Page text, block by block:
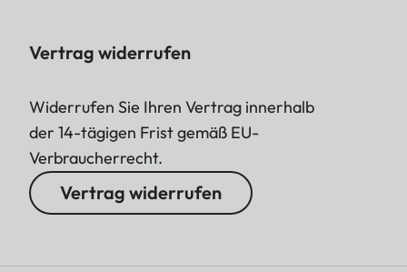
Vertrag widerrufen
Widerrufen Sie Ihren Vertrag innerhalb
der 14-tägigen Frist gemäß EU-
Verbraucherrecht.
Vertrag widerrufen